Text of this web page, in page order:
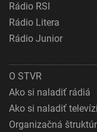
Rádio RSI
Rádio Litera
Rádio Junior
O STVR
Ako si naladiť rádiá
Ako si naladiť
Organizačná